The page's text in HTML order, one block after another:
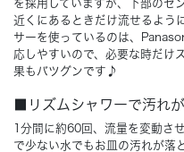
を採用していますが、下部のセ
近くにあるときだけ流せるよう
サーを使っているのは、
応しやすいので、必要な時だけ
果もバツグンです♪
■リズムシャワーで汚れ
1分間に約60回、流量を変動さ
で少ない水でもお皿の汚れが落